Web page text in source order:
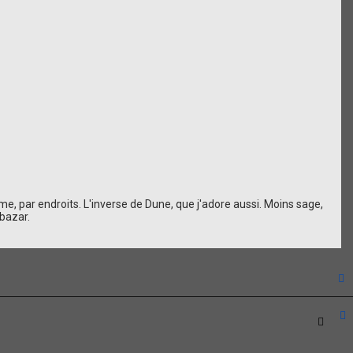
par endroits. L'inverse de Dune, que j'adore aussi. Moins sage,